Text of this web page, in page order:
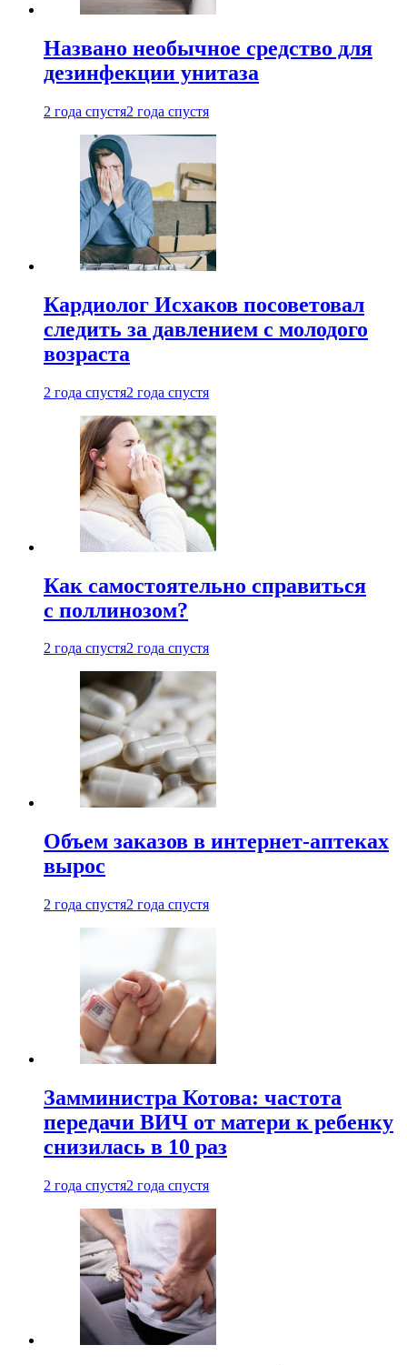
Названо необычное средство для
дезинфекции унитаза
2 года спустя2 года спустя
Кардиолог Исхаков посоветовал
следить за давлением с молодого
возраста
2 года спустя2 года спустя
Как самостоятельно справиться
с поллинозом?
2 года спустя2 года спустя
Объем заказов в интернет-аптеках
вырос
2 года спустя2 года спустя
Замминистра Котова: частота
передачи ВИЧ от матери к ребенку
снизилась в 10 раз
2 года спустя2 года спустя